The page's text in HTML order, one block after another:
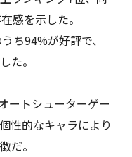
感を示した。
ち94%が好評で、
た。
ートシューターゲー
性的なキャラにより
だ。